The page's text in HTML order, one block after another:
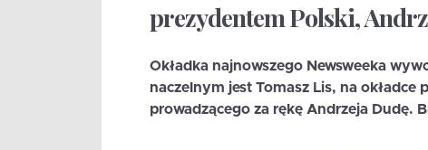
prezydentem Polski,
Okładka najnowszego Newsweeka
naczelnym jest Tomasz Lis, na okładce
prowadzącego za rękę Andrzeja Dudę.